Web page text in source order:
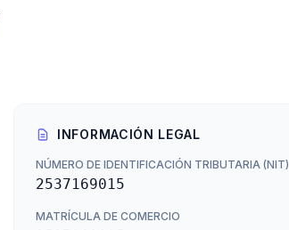
INFORMACIÓN LEGAL
NÚMERO DE IDENTIFICACIÓN TRIBUTARIA (NIT)
2537169015
MATRÍCULA DE COMERCIO